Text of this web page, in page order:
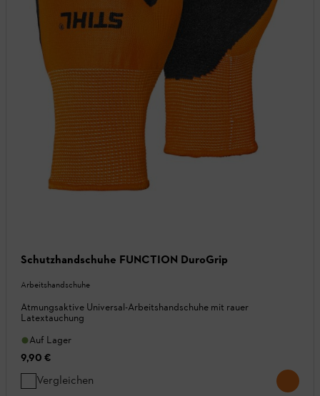
Schutzhandschuhe FUNCTION DuroGrip
Arbeitshandschuhe
Atmungsaktive Universal-Arbeitshandschuhe mit rauer
Latextauchung
Auf Lager
9,90 €
Vergleichen